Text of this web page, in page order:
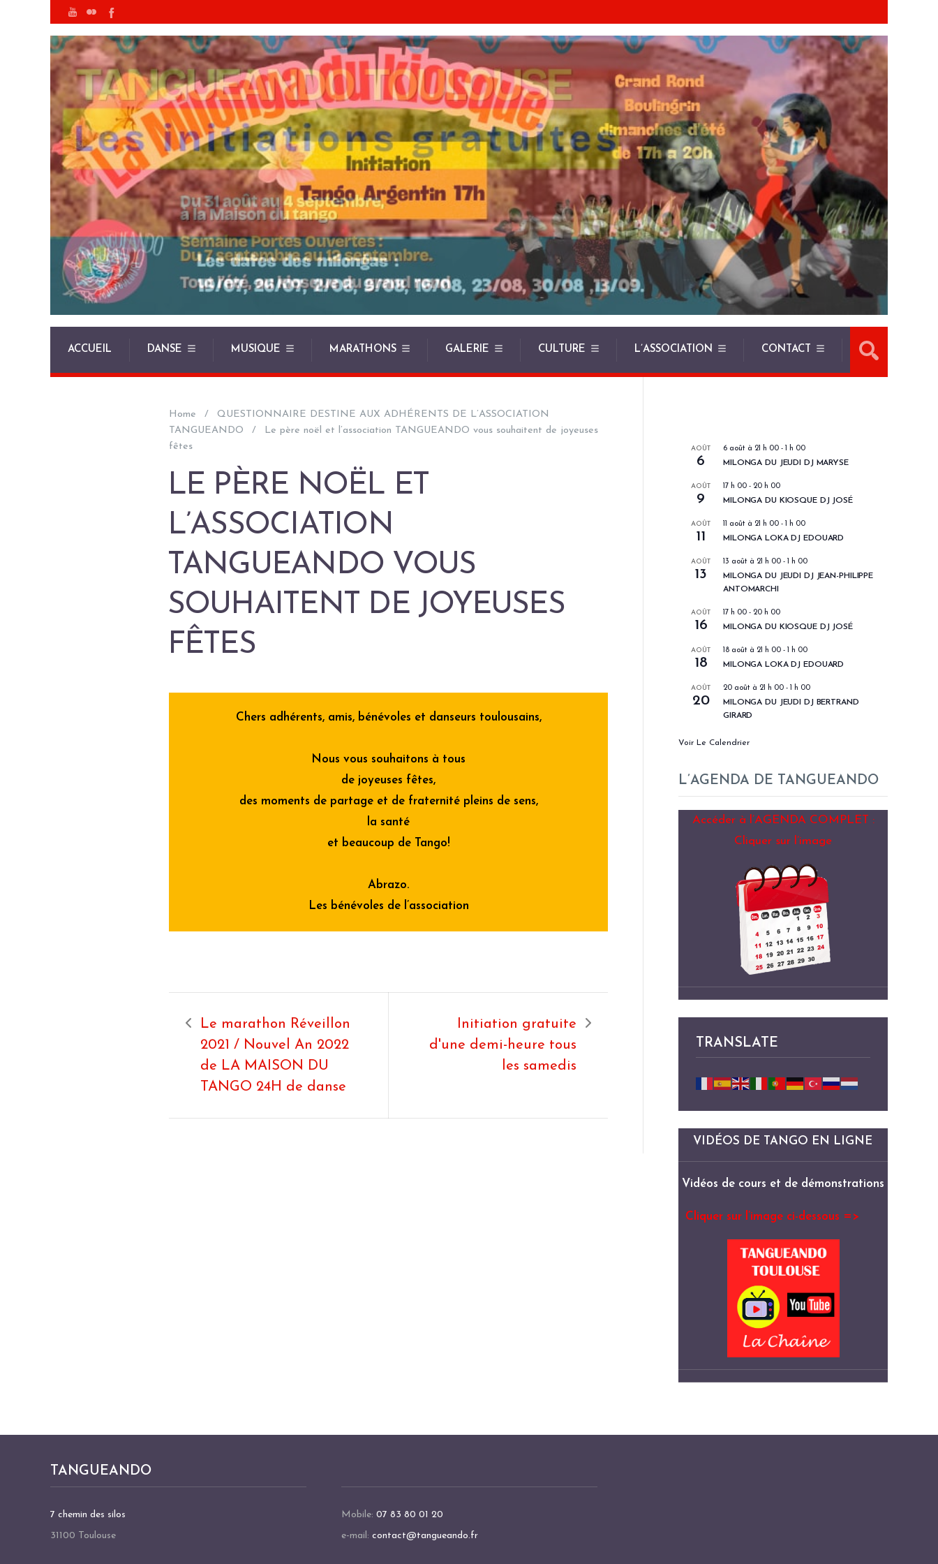
ACCUEIL DANSE MUSIQUE MARATHONS GALERIE CULTURE L’ASSOCIATION CONTACT
Home
QUESTIONNAIRE DESTINE AUX ADHÉRENTS DE L’ASSOCIATION
TANGUEANDO
Le père noël et l’association TANGUEANDO vous souhaitent de joyeuses
fêtes
LE PÈRE NOËL ET
L’ASSOCIATION
TANGUEANDO VOUS
SOUHAITENT DE JOYEUSES
FÊTES
Chers adhérents, amis, bénévoles et danseurs toulousains,
Nous vous souhaitons à tous
de joyeuses fêtes,
des moments de partage et de fraternité pleins de sens,
la santé
et beaucoup de Tango!
Abrazo.
Les bénévoles de l’association
Le marathon Réveillon
2021 / Nouvel An 2022
de LA MAISON DU
TANGO 24H de danse
Initiation gratuite
d'une demi-heure tous
les samedis
AOÛT
6
6 août à 21 h 00 - 1 h 00
MILONGA DU JEUDI DJ MARYSE
AOÛT
9
17 h 00 - 20 h 00
MILONGA DU KIOSQUE DJ JOSÉ
AOÛT
11
11 août à 21 h 00 - 1 h 00
MILONGA LOKA DJ EDOUARD
AOÛT
13
13 août à 21 h 00 - 1 h 00
MILONGA DU JEUDI DJ JEAN-PHILIPPE
ANTOMARCHI
AOÛT
16
17 h 00 - 20 h 00
MILONGA DU KIOSQUE DJ JOSÉ
AOÛT
18
18 août à 21 h 00 - 1 h 00
MILONGA LOKA DJ EDOUARD
AOÛT
20
20 août à 21 h 00 - 1 h 00
MILONGA DU JEUDI DJ BERTRAND
GIRARD
Voir Le Calendrier
L’AGENDA DE TANGUEANDO
Accéder à l’AGENDA COMPLET :
Cliquer sur l’image
TRANSLATE
VIDÉOS DE TANGO EN LIGNE
Vidéos de cours et de démonstrations
Cliquer sur l’image ci-dessous =>
TANGUEANDO
7 chemin des silos
31100 Toulouse
Mobile: 07 83 80 01 20
e-mail: contact@tangueando.fr